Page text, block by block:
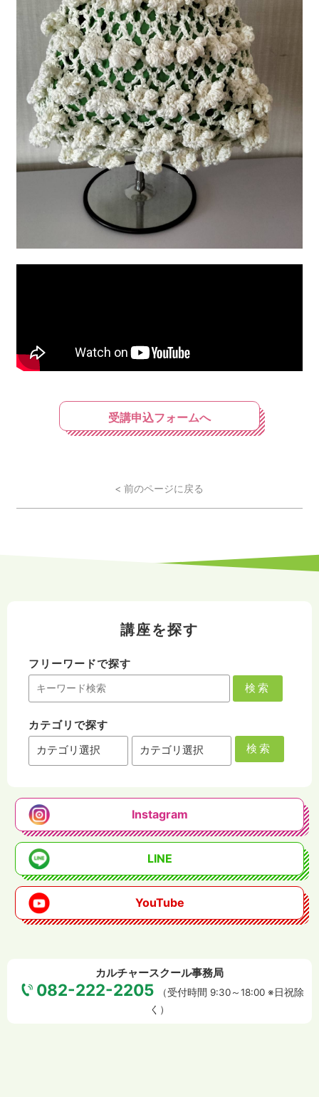
受講申込フォームへ
< 前のページに戻る
講座を探す
フリーワードで探す
検索
カテゴリで探す
検索
Instagram
LINE
YouTube
カルチャースクール事務局
082-222-2205 （受付時間 9:30～18:00 ※日祝除
く）